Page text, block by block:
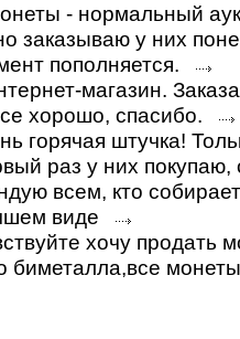
- нормальный
заказываю у них
пополняется.
магазин.
хорошо, спасибо.
горячая штучка!
раз у них
всем, кто
виде
хочу продать
биметалла,все